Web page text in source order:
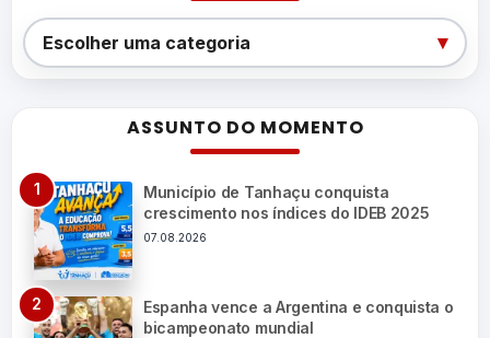
Categorias
Escolher uma categoria ▾
ASSUNTO DO MOMENTO
Município de Tanhaçu conquista
crescimento nos índices do IDEB 2025
07.08.2026
Espanha vence a Argentina e conquista o
bicampeonato mundial